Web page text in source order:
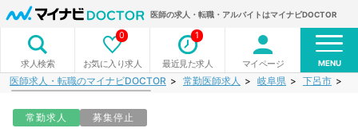
医師の求人・転職・アルバイトはマイナビDOCTOR
求人検索 お気に入り求人
0
最近見た求人
1
マイページ MENU
医師求人・転職のマイナビDOCTOR 常勤医師求人 岐阜県 下呂市
常勤求人 募集停止